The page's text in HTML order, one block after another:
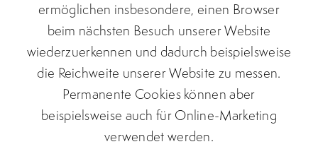
ermöglichen insbesondere, einen Browser
beim nächsten Besuch unserer Website
wiederzuerkennen und dadurch beispielsweise
die Reichweite unserer Website zu messen.
Permanente Cookies können aber
beispielsweise auch für Online-Marketing
verwendet werden.